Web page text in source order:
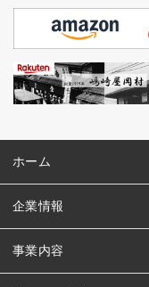
ホーム
企業情報
事業内容